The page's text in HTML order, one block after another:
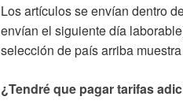
Los artículos se envían dentro
envían el siguiente día
selección de país arriba
¿Tendré que pagar tarifas